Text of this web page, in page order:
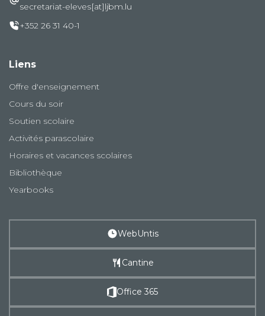
secretariat-eleves[at]ljbm.lu
+352 26 31 40-1
Liens
Offre d'enseignement
Cours du soir
Soutien scolaire
Activités parascolaire
Horaires et vacances scolaires
Bibliothèque
Yearbooks
WebUntis
Cantine
Office 365